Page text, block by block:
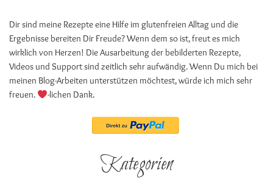
Dir sind meine Rezepte eine Hilfe im glutenfreien Alltag und die
Ergebnisse bereiten Dir Freude? Wenn dem so ist, freut es mich
wirklich von Herzen! Die Ausarbeitung der bebilderten Rezepte,
Videos und Support sind zeitlich sehr aufwändig. Wenn Du mich bei
meinen Blog-Arbeiten unterstützen möchtest, würde ich mich sehr
freuen.
-lichen Dank.
Kategorien